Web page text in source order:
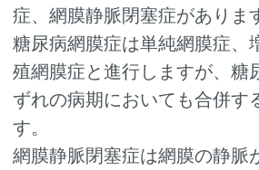
症、網膜静脈閉塞症がありま
糖尿病網膜症は単純網膜症、
殖網膜症と進行しますが、糖
ずれの病期においても合併す
す。
網膜静脈閉塞症は網膜の静脈